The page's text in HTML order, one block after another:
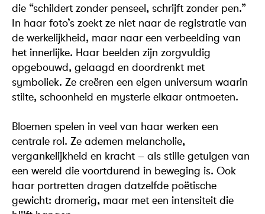
die “schildert zonder penseel, schrijft zonder pen.”
In haar foto’s zoekt ze niet naar de registratie van
de werkelijkheid, maar naar een verbeelding van
het innerlijke. Haar beelden zijn zorgvuldig
opgebouwd, gelaagd en doordrenkt met
symboliek. Ze creëren een eigen universum waarin
stilte, schoonheid en mysterie elkaar ontmoeten.
Bloemen spelen in veel van haar werken een
centrale rol. Ze ademen melancholie,
vergankelijkheid en kracht – als stille getuigen van
een wereld die voortdurend in beweging is. Ook
haar portretten dragen datzelfde poëtische
gewicht: dromerig, maar met een intensiteit die